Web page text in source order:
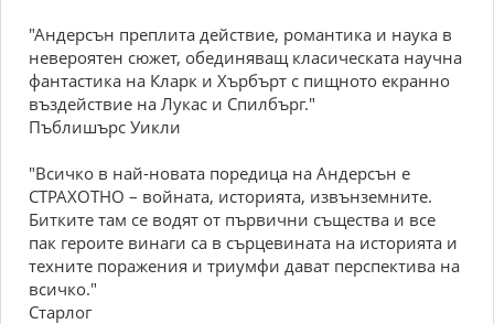
"Андерсън преплита действие, романтика и наука в
невероятен сюжет, обединяващ класическата научна
фантастика на Кларк и Хърбърт с пищното екранно
въздействие на Лукас и Спилбърг."
Пъблишърс Уикли
"Всичко в най-новата поредица на Андерсън е
СТРАХОТНО – войната, историята, извънземните.
Битките там се водят от първични същества и все
пак героите винаги са в сърцевината на историята и
техните поражения и триумфи дават перспектива на
всичко."
Старлог